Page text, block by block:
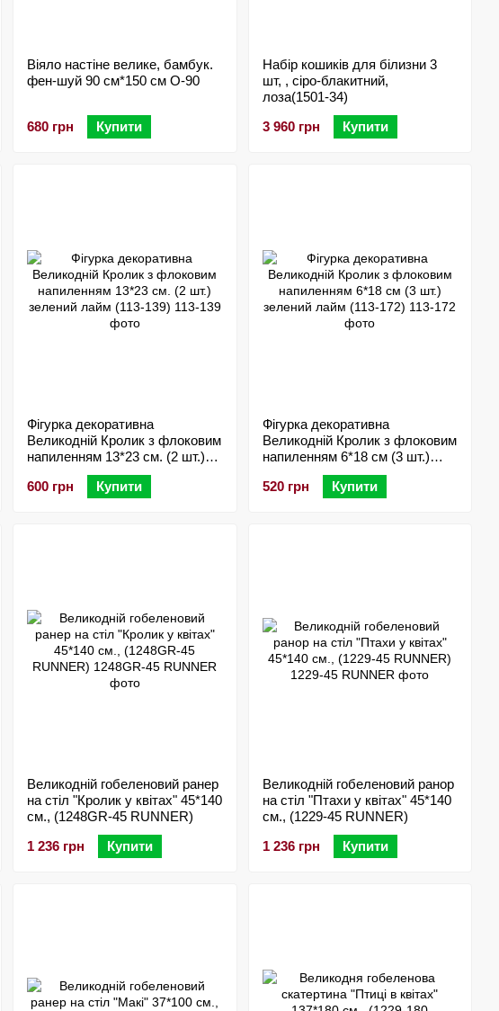
Віяло настіне велике, бамбук.
фен-шуй 90 см*150 см О-90
680 грн Купити
Набір кошиків для білизни 3
шт, , сіро-блакитний,
лоза(1501-34)
3 960 грн
Купити
Фігурка декоративна
Великодній Кролик з флоковим
напиленням 13*23 см. (2 шт.)
зелений лайм (113-139)
600 грн
Купити
Фігурка декоративна
Великодній Кролик з флоковим
напиленням 6*18 см (3 шт.)
зелений лайм (113-172)
520 грн
Купити
Великодній гобеленовий ранер
на стіл "Кролик у квітах" 45*140
см., (1248GR-45 RUNNER)
1 236 грн
Купити
Великодній гобеленовий ранор
на стіл "Птахи у квітах" 45*140
см., (1229-45 RUNNER)
1 236 грн
Купити